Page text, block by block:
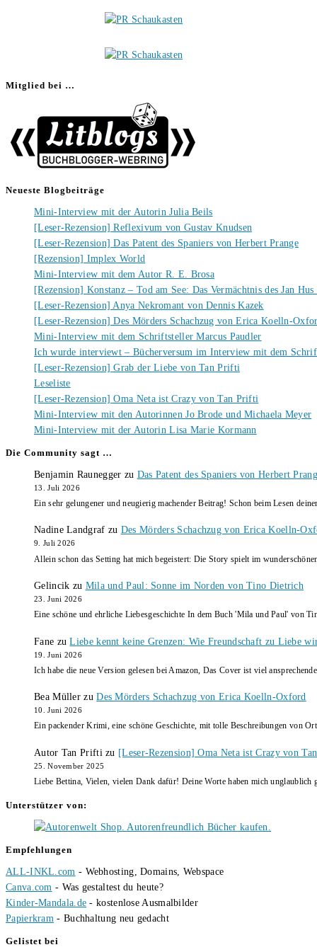
Mitglied bei …
Neueste Blogbeiträge
Mini-Interview mit der Autorin Julia Beils
[Leser-Rezension] Reflexivum von Gustav Knudsen
[Leser-Rezension] Das Patent des Spaniers von Herbert Prange
[Rezension] Implex World
Mini-Interview mit dem Autor R. E. Brosa
[Rezension] Konstanz – Tod am See: Das Vermächtnis des Jan
[Leser-Rezension] Anya Nekromant von Dennis Kazek
[Leser-Rezension] Des Mörders Schachzug von Erica Koelln-
Mini-Interview mit dem Schriftsteller Marcus Paudler
Ich wurde interviewt – Bücherversum im Interview mit dem
[Leser-Rezension] Grab der Liebe von Tan Prifti
Leseliste
[Leser-Rezension] Oma Neta ist Crazy von Tan Prifti
Mini-Interview mit den Autorinnen Jo Brode und Michaela Meyer
Mini-Interview mit der Autorin Lisa Marie Kormann
Die Community sagt …
Benjamin Raunegger zu Das Patent des Spaniers von Herbert
13. Juli 2026
Ein sehr gelungener und neugierig machender Beitrag! Schon beim Lesen
Nadine Landgraf zu Des Mörders Schachzug von Erica Koelln-
9. Juli 2026
Allein schon das Setting hat mich begeistert: Die Story spielt im
Gelincik zu Mila und Paul: Sonne im Norden von Tino Dietrich
23. Juni 2026
Eine schöne und ehrliche Liebesgeschichte In dem Buch 'Mila und Paul' von
Fane zuLiebe kennt keine Grenzen: Wie Freundschaft zu Liebe
19. Juni 2026
Ich habe die neue Version gelesen bei Amazon, Das Cover ist viel
Bea Müller zuDes Mörders Schachzug von Erica Koelln-Oxford
10. Juni 2026
Ein packender Krimi, eine schöne Geschichte, mit tolle Beschreibungen von
Autor Tan Prifti zu [Leser-Rezension] Oma Neta ist Crazy von
25. November 2025
Liebe Bettina, Vielen, vielen Dank dafür! Deine Worte haben mich unglaublich
Unterstützer von:
Empfehlungen
ALL-INKL.com - Webhosting, Domains, Webspace
Canva.com - Was gestaltest du heute?
Kinder-Mandala.de - kostenlose Ausmalbilder
Papierkram - Buchhaltung neu gedacht
Gelistet bei